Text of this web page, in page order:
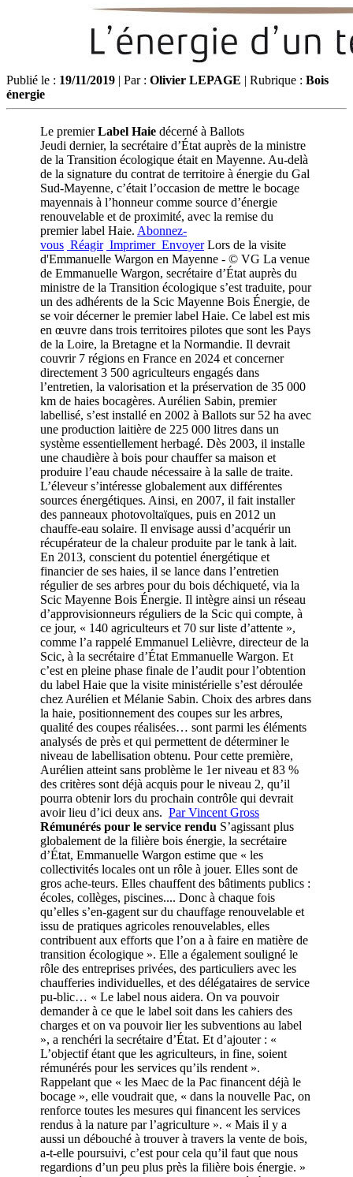
Publié le : 19/11/2019 | Par : Olivier LEPAGE | Rubrique : Bois
énergie
Le premierLabel Haie décerné à Ballots
Jeudi dernier, la secrétaire d’État auprès de la ministre
de la Transition écologique était en Mayenne. Au-delà
de la signature du contrat de territoire à énergie du Gal
Sud-Mayenne, c’était l’occasion de mettre le bocage
mayennais à l’honneur comme source d’énergie
renouvelable et de proximité, avec la remise du
premier label Haie. Abonnez-
vous Réagir Imprimer Envoyer Lors de la visite
d'Emmanuelle Wargon en Mayenne - © VG La venue
de Emmanuelle Wargon, secrétaire d’État auprès du
ministre de la Transition écologique s’est traduite, pour
un des adhérents de la Scic Mayenne Bois Énergie, de
se voir décerner le premier label Haie. Ce label est mis
en œuvre dans trois territoires pilotes que sont les Pays
de la Loire, la Bretagne et la Normandie. Il devrait
couvrir 7 régions en France en 2024 et concerner
directement 3 500 agriculteurs engagés dans
l’entretien, la valorisation et la préservation de 35 000
km de haies bocagères. Aurélien Sabin, premier
labellisé, s’est installé en 2002 à Ballots sur 52 ha avec
une production laitière de 225 000 litres dans un
système essentiellement herbagé. Dès 2003, il installe
une chaudière à bois pour chauffer sa maison et
produire l’eau chaude nécessaire à la salle de traite.
L’éleveur s’intéresse globalement aux différentes
sources énergétiques. Ainsi, en 2007, il fait installer
des panneaux photovoltaïques, puis en 2012 un
chauffe-eau solaire. Il envisage aussi d’acquérir un
récupérateur de la chaleur produite par le tank à lait.
En 2013, conscient du potentiel énergétique et
financier de ses haies, il se lance dans l’entretien
régulier de ses arbres pour du bois déchiqueté, via la
Scic Mayenne Bois Énergie. Il intègre ainsi un réseau
d’approvisionneurs réguliers de la Scic qui compte, à
ce jour, « 140 agriculteurs et 70 sur liste d’attente »,
comme l’a rappelé Emmanuel Lelièvre, directeur de la
Scic, à la secrétaire d’État Emmanuelle Wargon. Et
c’est en pleine phase finale de l’audit pour l’obtention
du label Haie que la visite ministérielle s’est déroulée
chez Aurélien et Mélanie Sabin. Choix des arbres dans
la haie, positionnement des coupes sur les arbres,
qualité des coupes réalisées… sont parmi les éléments
analysés de près et qui permettent de déterminer le
niveau de labellisation obtenu. Pour cette première,
Aurélien atteint sans problème le 1er niveau et 83 %
des critères sont déjà acquis pour le niveau 2, qu’il
pourra obtenir lors du prochain contrôle qui devrait
avoir lieu d’ici deux ans. Par Vincent Gross
Rémunérés pour le service rendu S’agissant plus
globalement de la filière bois énergie, la secrétaire
d’État, Emmanuelle Wargon estime que « les
collectivités locales ont un rôle à jouer. Elles sont de
gros ache-teurs. Elles chauffent des bâtiments publics :
écoles, collèges, piscines.... Donc à chaque fois
qu’elles s’en-gagent sur du chauffage renouvelable et
issu de pratiques agricoles renouvelables, elles
contribuent aux efforts que l’on a à faire en matière de
transition écologique ». Elle a également souligné le
rôle des entreprises privées, des particuliers avec les
chaufferies individuelles, et des délégataires de service
pu-blic… « Le label nous aidera. On va pouvoir
demander à ce que le label soit dans les cahiers des
charges et on va pouvoir lier les subventions au label
», a renchéri la secrétaire d’État. Et d’ajouter : «
L’objectif étant que les agriculteurs, in fine, soient
rémunérés pour les services qu’ils rendent ».
Rappelant que « les Maec de la Pac financent déjà le
bocage », elle voudrait que, « dans la nouvelle Pac, on
renforce toutes les mesures qui financent les services
rendus à la nature par l’agriculture ». « Mais il y a
aussi un débouché à trouver à travers la vente de bois,
a-t-elle poursuivi, c’est pour cela qu’il faut que nous
regardions d’un peu plus près la filière bois énergie. »